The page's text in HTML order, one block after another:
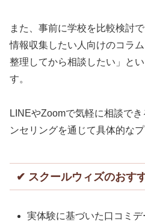
また、事前に学校を比較検討
情報収集したい人向けのコラ
整理してから相談したい」と
す。
LINEやZoomで気軽に相談で
ンセリングを通じて具体的な
✔ スクールウィズのおす
実体験に基づいた口コミデ